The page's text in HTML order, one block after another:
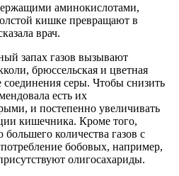
аминокислотами,
кишке превращают в
врач.
запах газов вызывают
брюссельская и цветная
серы. Чтобы снизить
есть их
и постепенно увеличивать
кишечника. Кроме того,
количества газов с
бобовых, например,
олигосахариды.